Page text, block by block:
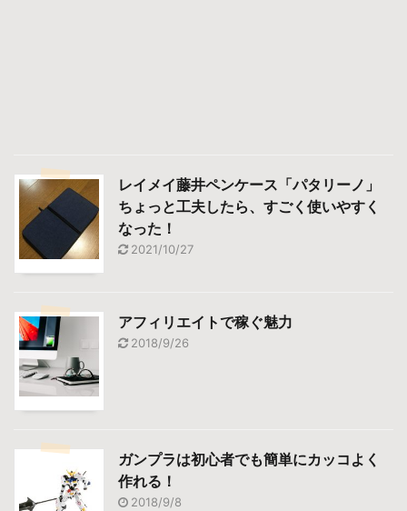
レイメイ藤井ペンケース「パタリーノ」
ちょっと工夫したら、すごく使いやすく
なった！
2021/10/27
アフィリエイトで稼ぐ魅力
2018/9/26
ガンプラは初心者でも簡単にカッコよく
作れる！
2018/9/8